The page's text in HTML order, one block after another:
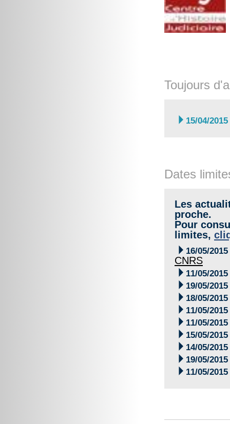
Toujours
 15/04/2015
Dates
Les
proche.
Pour
limites,
 16/05/2015
CNRS
 11/05/2015
 19/05/2015
 18/05/2015
 11/05/2015
 11/05/2015
 15/05/2015
 14/05/2015
 19/05/2015
 11/05/2015